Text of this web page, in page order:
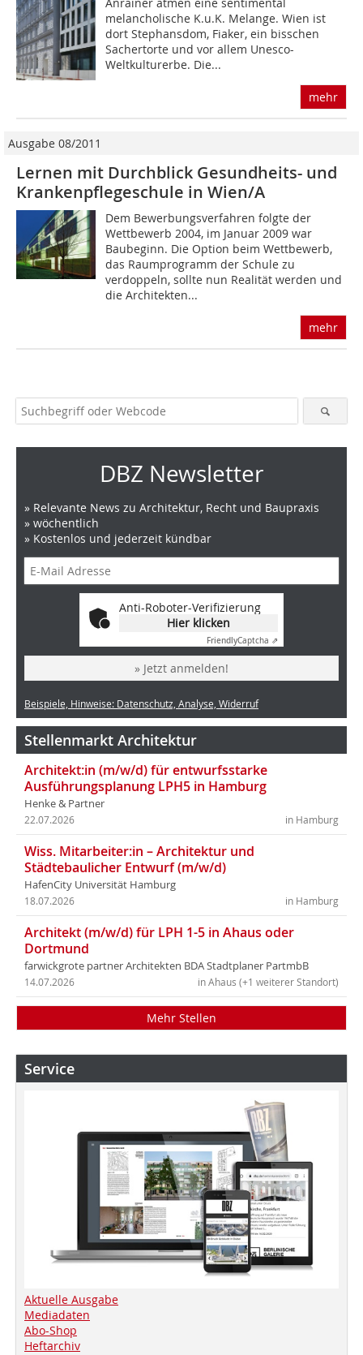
Anrainer atmen eine sentimental
melancholische K.u.K. Melange. Wien ist
dort Stephansdom, Fiaker, ein bisschen
Sachertorte und vor allem Unesco-
Weltkulturerbe. Die...
mehr
Ausgabe 08/2011
Lernen mit Durchblick Gesundheits- und
Krankenpflegeschule in Wien/A
Dem Bewerbungsverfahren folgte der
Wettbewerb 2004, im Januar 2009 war
Baubeginn. Die Option beim Wettbewerb,
das Raumprogramm der Schule zu
verdoppeln, sollte nun Realität werden und
die Architekten...
mehr
DBZ Newsletter
» Relevante News zu Architektur, Recht und Baupraxis
» wöchentlich
» Kostenlos und jederzeit kündbar
Anti-Roboter-Verifizierung
Hier klicken
FriendlyCaptcha ⇗
» Jetzt anmelden!
Beispiele, Hinweise: Datenschutz, Analyse, Widerruf
Stellenmarkt Architektur
Architekt:in (m/w/d) für entwurfsstarke
Ausführungsplanung LPH5 in Hamburg
Henke & Partner
in Hamburg
22.07.2026
Wiss. Mitarbeiter:in – Architektur und
Städtebaulicher Entwurf (m/w/d)
HafenCity Universität Hamburg
in Hamburg
18.07.2026
Architekt (m/w/d) für LPH 1-5 in Ahaus oder
Dortmund
farwickgrote partner Architekten BDA Stadtplaner PartmbB
in Ahaus (+1 weiterer Standort)
14.07.2026
Mehr Stellen
Service
Aktuelle Ausgabe
Mediadaten
Abo-Shop
Heftarchiv